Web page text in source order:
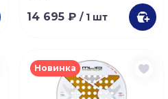
14 695 ₽/ 1 шт
Новинка